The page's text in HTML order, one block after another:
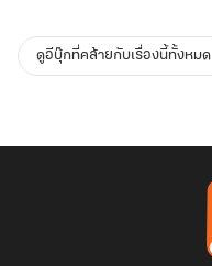
ดูอีบุ๊กที่คล้ายกับเรื่องนี้ทั้งหมด